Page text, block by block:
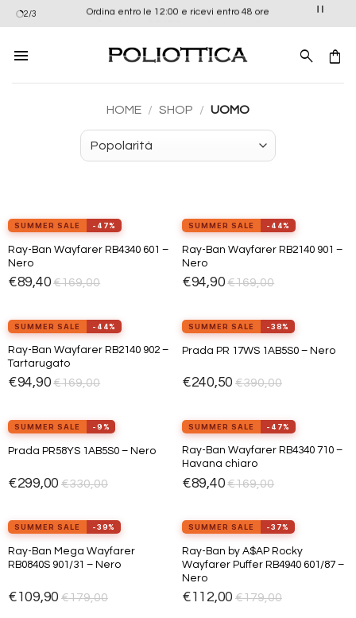
Salta
ai
contenuti
2/3 Ordina entro le 12:00 e ricevi entro 48 ore
HOME / SHOP / UOMO
Aggiungi
view_in_arProvalo ora
SUMMER SALE -47%
Ray-Ban Wayfarer RB4340 601 –
Nero
€89,40 €169,00
Aggiungi
view_in_arProvalo ora
SUMMER SALE -44%
Ray-Ban Wayfarer RB2140 901 –
Nero
€94,90 €169,00
Aggiungi
view_in_arProvalo ora
SUMMER SALE -44%
Ray-Ban Wayfarer RB2140 902 –
Tartarugato
€94,90 €169,00
Aggiungi
view_in_arProvalo ora
SUMMER SALE -38%
Prada PR 17WS 1AB5S0 – Nero
€240,50 €390,00
Aggiungi
ESAURITO
view_in_arProvalo ora
SUMMER SALE -9%
Prada PR58YS 1AB5S0 – Nero
€299,00 €330,00
Aggiungi
view_in_arProvalo ora
SUMMER SALE -47%
Ray-Ban Wayfarer RB4340 710 –
Havana chiaro
€89,40 €169,00
view_in_arProvalo ora
SUMMER SALE -39%
Ray-Ban Mega Wayfarer
RB0840S 901/31 – Nero
€109,90 €179,00
alla lista
view_in_arProvalo ora
SUMMER SALE -37%
Ray-Ban by A$AP Rocky
Wayfarer Puffer RB4940 601/87 –
Nero
€112,00 €179,00